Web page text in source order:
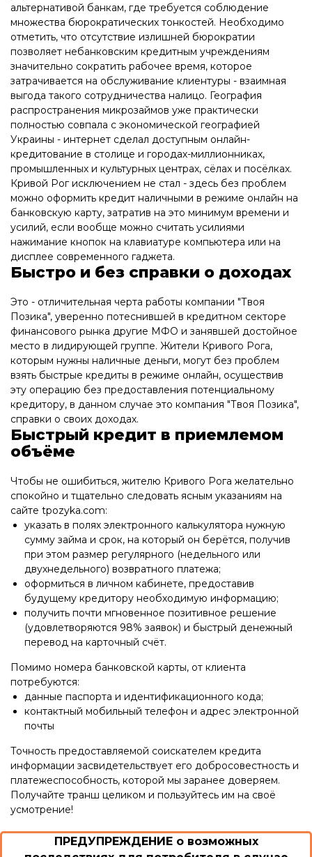
альтернативой банкам, где требуется соблюдение
множества бюрократических тонкостей. Необходимо
отметить, что отсутствие излишней бюрократии
позволяет небанковским кредитным учреждениям
значительно сократить рабочее время, которое
затрачивается на обслуживание клиентуры - взаимная
выгода такого сотрудничества налицо. География
распространения микрозаймов уже практически
полностью совпала с экономической географией
Украины - интернет сделал доступным онлайн-
кредитование в столице и городах-миллионниках,
промышленных и культурных центрах, сёлах и посёлках.
Кривой Рог исключением не стал - здесь без проблем
можно оформить кредит наличными в режиме онлайн на
банковскую карту, затратив на это минимум времени и
усилий, если вообще можно считать усилиями
нажимание кнопок на клавиатуре компьютера или на
дисплее современного гаджета.
Быстро и без справки о доходах
Это - отличительная черта работы компании "Твоя
Позика", уверенно потеснившей в кредитном секторе
финансового рынка другие МФО и занявшей достойное
место в лидирующей группе. Жители Кривого Рога,
которым нужны наличные деньги, могут без проблем
взять быстрые кредиты в режиме онлайн, осуществив
эту операцию без предоставления потенциальному
кредитору, в данном случае это компания "Твоя Позика",
справки о своих доходах.
Быстрый кредит в приемлемом
объёме
Чтобы не ошибиться, жителю Кривого Рога желательно
спокойно и тщательно следовать ясным указаниям на
сайте tpozyka.com:
указать в полях электронного калькулятора нужную
сумму займа и срок, на который он берётся, получив
при этом размер регулярного (недельного или
двухнедельного) возвратного платежа;
оформиться в личном кабинете, предоставив
будущему кредитору необходимую информацию;
получить почти мгновенное позитивное решение
(удовлетворяются 98% заявок) и быстрый денежный
перевод на карточный счёт.
Помимо номера банковской карты, от клиента
потребуются:
данные паспорта и идентификационного кода;
контактный мобильный телефон и адрес электронной
почты
Точность предоставляемой соискателем кредита
информации засвидетельствует его добросовестность и
платежеспособность, которой мы заранее доверяем.
Получайте транш целиком и пользуйтесь им на своё
усмотрение!
ПРЕДУПРЕЖДЕНИЕ о возможных